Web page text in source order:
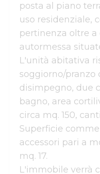
posta al piano
uso residenziale,
pertinenza oltre a
autormessa
L'unità abitativa
soggiorno/pranzo
disimpegno, due
bagno, area
circa mq. 150,
Superficie
accessori pari a
mq. 17.
L'immobile verrà